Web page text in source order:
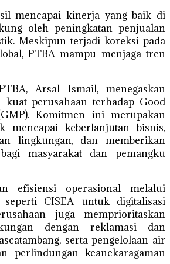
mencapai kinerja yang baik di
oleh peningkatan penjualan
Meskipun terjadi koreksi pada
PTBA mampu menjaga tren
Arsal Ismail, menegaskan
kuat perusahaan terhadap Good
Komitmen ini merupakan
mencapai keberlanjutan bisnis,
lingkungan, dan memberikan
masyarakat dan pemangku
efisiensi operasional melalui
CISEA untuk digitalisasi
juga memprioritaskan
dengan reklamasi dan
serta pengelolaan air
perlindungan keanekaragaman